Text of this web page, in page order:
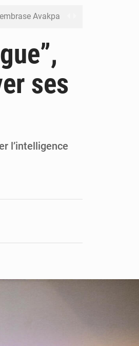
Avakpa
l’Assemblée
pour la rentrée
ses
l’intelligence